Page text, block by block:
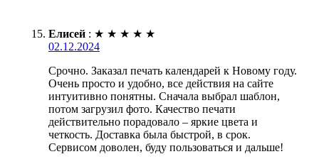
Елисей : ★ ★ ★ ★ ★
02.12.2024
Срочно. Заказал печать календарей к Новому году.
Очень просто и удобно, все действия на сайте
интуитивно понятны. Сначала выбрал шаблон,
потом загрузил фото. Качество печати
действительно порадовало – яркие цвета и
четкость. Доставка была быстрой, в срок.
Сервисом доволен, буду пользоваться и дальше!